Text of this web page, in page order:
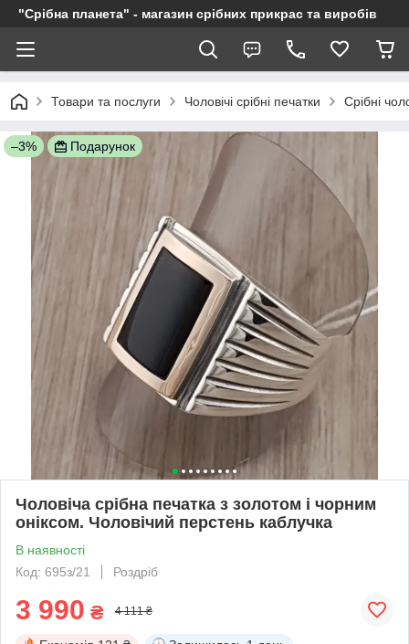
"Срібна планета" - магазин срібних прикрас та виробів
Товари та послуги Чоловічі срібні печатки Срібні
–3% Подарунок
Чоловіча срібна печатка з золотом і чорним
оніксом. Чоловічий перстень каблучка
В наявності
Код: 695з/21
Роздріб
3 990 ₴ 4 111 ₴